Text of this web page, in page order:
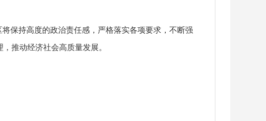
保持高度的政治责任感，严格落实各项要求，不断强
推动经济社会高质量发展。